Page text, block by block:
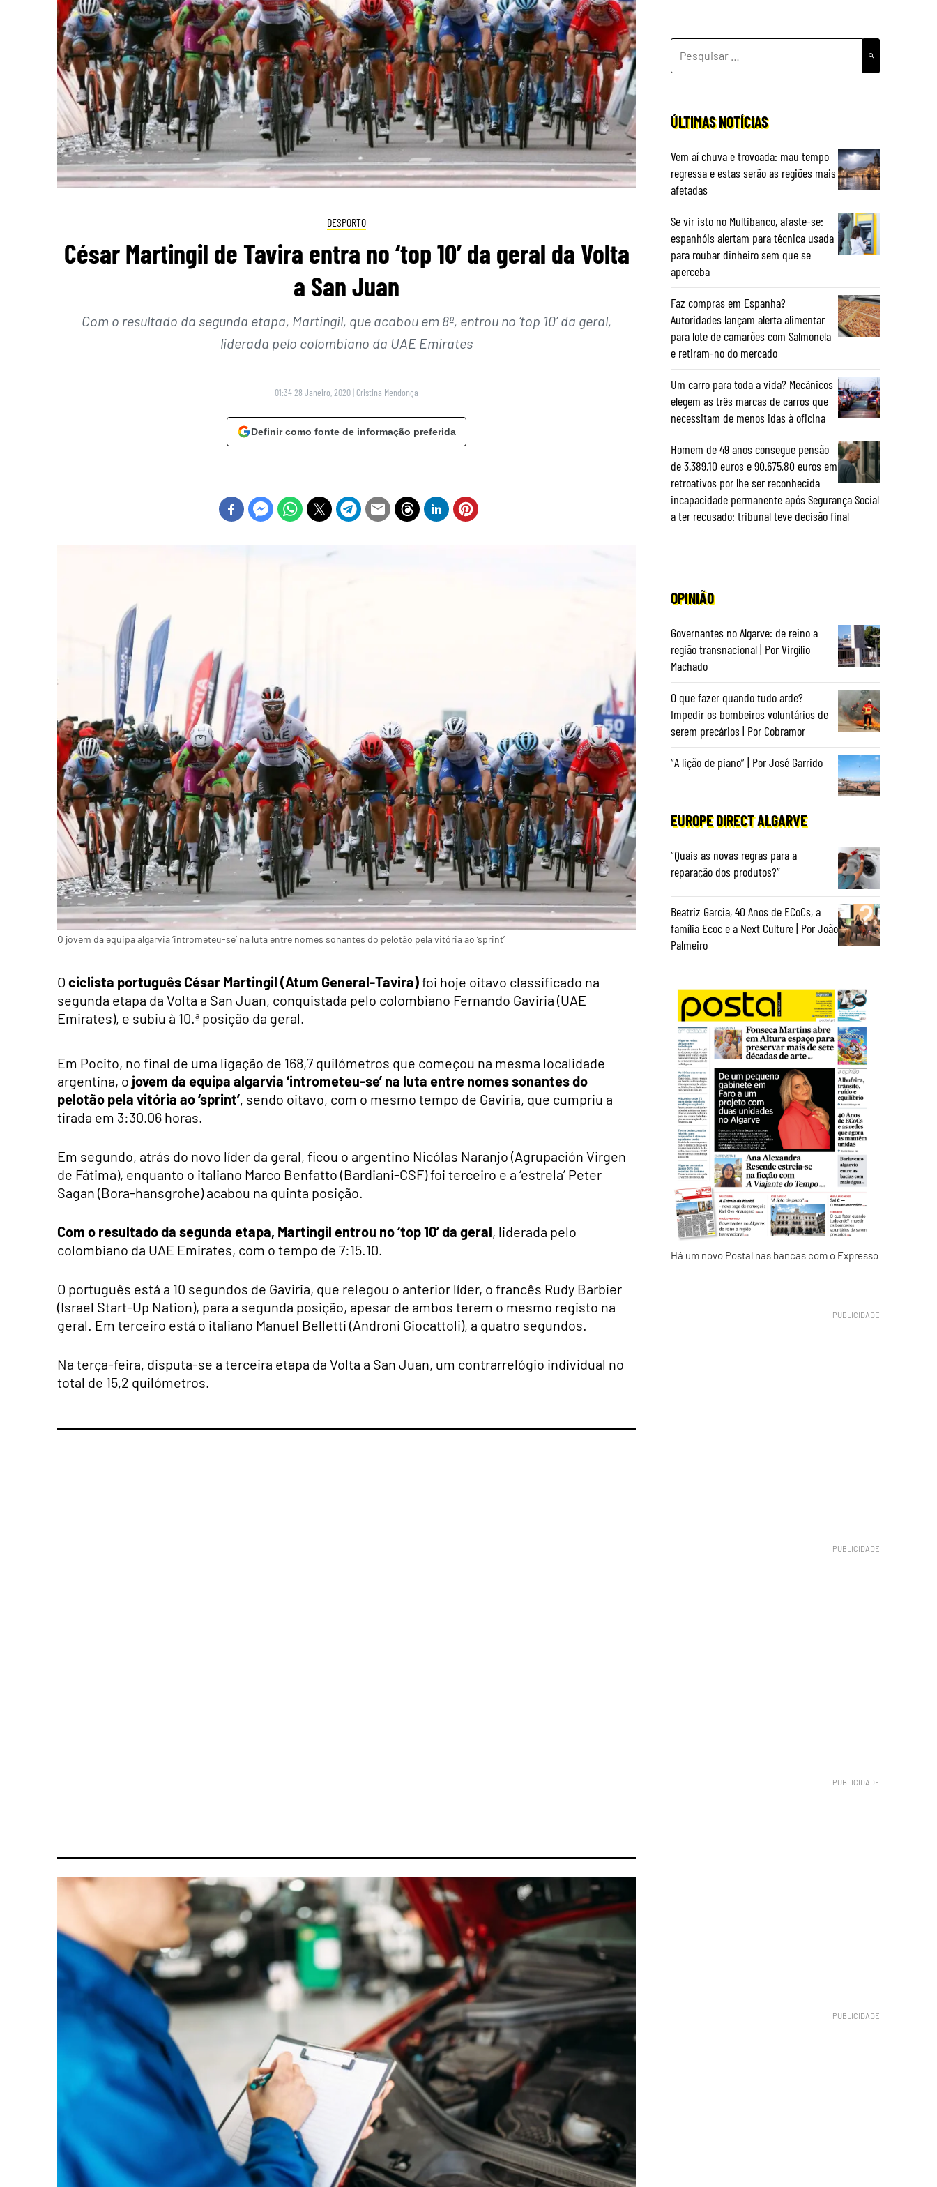
DESPORTO
César Martingil de Tavira entra no ‘top 10’ da geral da Volta
a San Juan
Com o resultado da segunda etapa, Martingil, que acabou em 8º, entrou no ‘top 10’ da geral,
liderada pelo colombiano da UAE Emirates
01:34 28 Janeiro, 2020| Cristina Mendonça
Definir como fonte de informação preferida
O jovem da equipa algarvia ‘intrometeu-se’ na luta entre nomes sonantes do pelotão pela vitória ao ‘sprint’
O ciclista português César Martingil (Atum General-Tavira)foi hoje oitavo classificado na
segunda etapa da Volta a San Juan, conquistada pelo colombiano Fernando Gaviria (UAE
Emirates), e subiu à 10.ª posição da geral.
Em Pocito, no final de uma ligação de 168,7 quilómetros que começou na mesma localidade
argentina, o jovem da equipa algarvia ‘intrometeu-se’ na luta entre nomes sonantes do
pelotão pela vitória ao ‘sprint’, sendo oitavo, com o mesmo tempo de Gaviria, que cumpriu a
tirada em 3:30.06 horas.
Em segundo, atrás do novo líder da geral, ficou o argentino Nicólas Naranjo (Agrupación Virgen
de Fátima), enquanto o italiano Marco Benfatto (Bardiani-CSF) foi terceiro e a ‘estrela’ Peter
Sagan (Bora-hansgrohe) acabou na quinta posição.
Com o resultado da segunda etapa, Martingil entrou no ‘top 10’ da geral, liderada pelo
colombiano da UAE Emirates, com o tempo de 7:15.10.
O português está a 10 segundos de Gaviria, que relegou o anterior líder, o francês Rudy Barbier
(Israel Start-Up Nation), para a segunda posição, apesar de ambos terem o mesmo registo na
geral. Em terceiro está o italiano Manuel Belletti (Androni Giocattoli), a quatro segundos.
Na terça-feira, disputa-se a terceira etapa da Volta a San Juan, um contrarrelógio individual no
total de 15,2 quilómetros.
POR:
ÚLTIMAS NOTÍCIAS
Vem aí chuva e trovoada: mau tempo
regressa e estas serão as regiões mais
afetadas
Se vir isto no Multibanco, afaste-se:
espanhóis alertam para técnica usada
para roubar dinheiro sem que se
aperceba
Faz compras em Espanha?
Autoridades lançam alerta alimentar
para lote de camarões com Salmonela
e retiram-no do mercado
Um carro para toda a vida? Mecânicos
elegem as três marcas de carros que
necessitam de menos idas à oficina
Homem de 49 anos consegue pensão
de 3.389,10 euros e 90.675,80 euros em
retroativos por lhe ser reconhecida
incapacidade permanente após Segurança Social
a ter recusado: tribunal teve decisão final
OPINIÃO
Governantes no Algarve: de reino a
região transnacional | Por Virgílio
Machado
O que fazer quando tudo arde?
Impedir os bombeiros voluntários de
serem precários | Por Cobramor
“A lição de piano” | Por José Garrido
EUROPE DIRECT ALGARVE
“Quais as novas regras para a
reparação dos produtos?”
Beatriz Garcia, 40 Anos de ECoCs, a
família Ecoc e a Next Culture | Por João
Palmeiro
Há um novo Postal nas bancas com o Expresso